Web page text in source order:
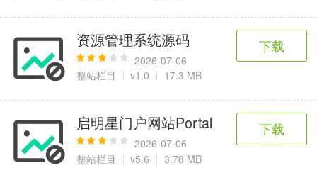
资源管理系统源码
2026-07-06
整站栏目
v1.0 17.3 MB
下载
启明星门户网站Portal
2026-07-06
整站栏目
v5.6 3.78 MB
下载